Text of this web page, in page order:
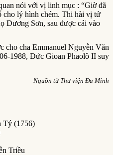
nói với vị linh mục : “Giờ đã
cho lý hình chém. Thi hài vị tử
Dương Sơn, sau được cải vào
cha Emmanuel Nguyễn Văn
1988, Đức Gioan Phaolô II suy
Nguồn từ Thư viện Đa Minh
Tý (1756)
Triều